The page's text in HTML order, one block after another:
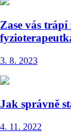
Zase vás
3. 8. 2023
Jak správně
4. 11. 2022